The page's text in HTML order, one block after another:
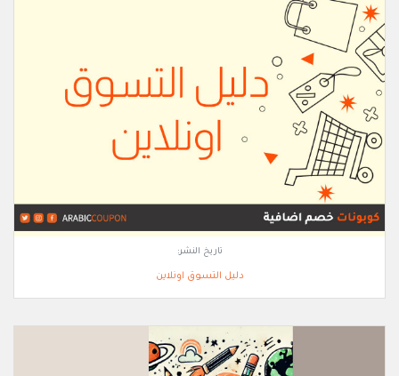
تاريخ النشر:
دليل التسوق اونلاين